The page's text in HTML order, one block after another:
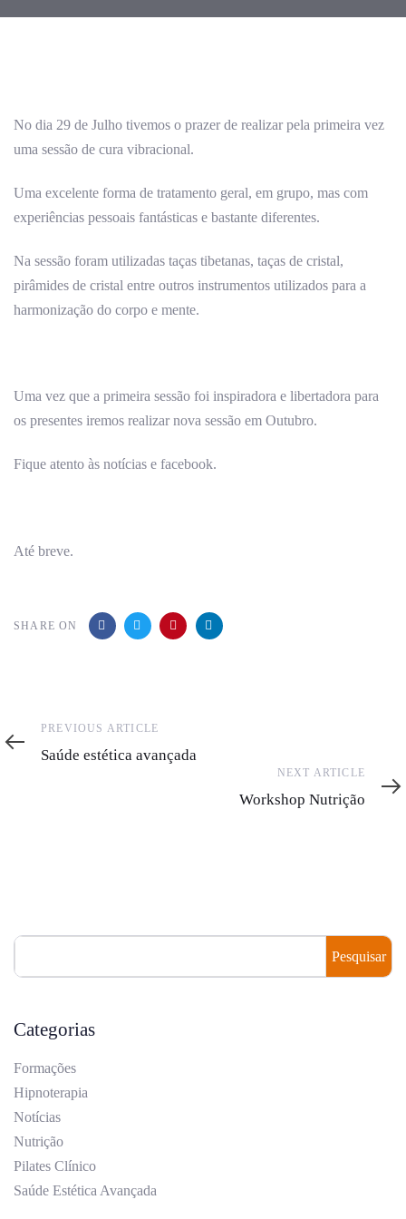
No dia 29 de Julho tivemos o prazer de realizar pela primeira vez
uma sessão de cura vibracional.
Uma excelente forma de tratamento geral, em grupo, mas com
experiências pessoais fantásticas e bastante diferentes.
Na sessão foram utilizadas taças tibetanas, taças de cristal,
pirâmides de cristal entre outros instrumentos utilizados para a
harmonização do corpo e mente.
Uma vez que a primeira sessão foi inspiradora e libertadora para
os presentes iremos realizar nova sessão em Outubro.
Fique atento às notícias e facebook.
Até breve.
SHARE ON
navigation
Previous
Article
PREVIOUS ARTICLE
Saúde estética avançada
Article
NEXT ARTICLE
Workshop Nutrição
Pesquisar
Categorias
Formações
Hipnoterapia
Notícias
Nutrição
Pilates Clínico
Saúde Estética Avançada